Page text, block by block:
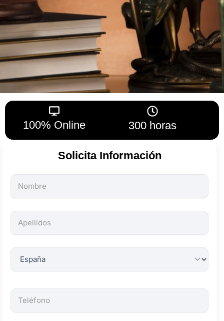
100% Online 300 horas
Solicita Información
Todos
los
son
obligatorios.